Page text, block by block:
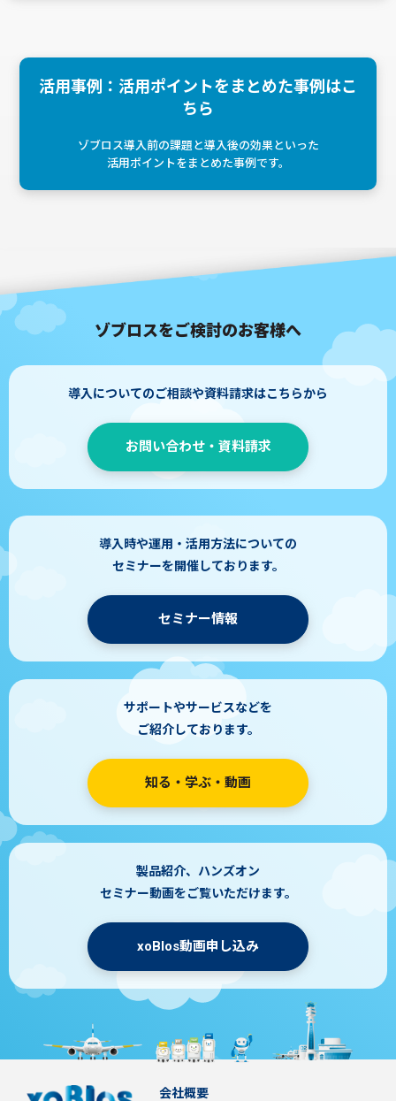
活用事例：活用ポイントをまとめた事例はこ
ちら
ゾブロス導入前の課題と導入後の効果といった
活用ポイントをまとめた事例です。
ゾブロスをご検討のお客様へ
導入についてのご相談や資料請求はこちらから
お問い合わせ・資料請求
導入時や運用・活用方法についての
セミナーを開催しております。
セミナー情報
サポートやサービスなどを
ご紹介しております。
知る・学ぶ・動画
製品紹介、ハンズオン
セミナー動画をご覧いただけます。
xoBlos動画申し込み
会社概要